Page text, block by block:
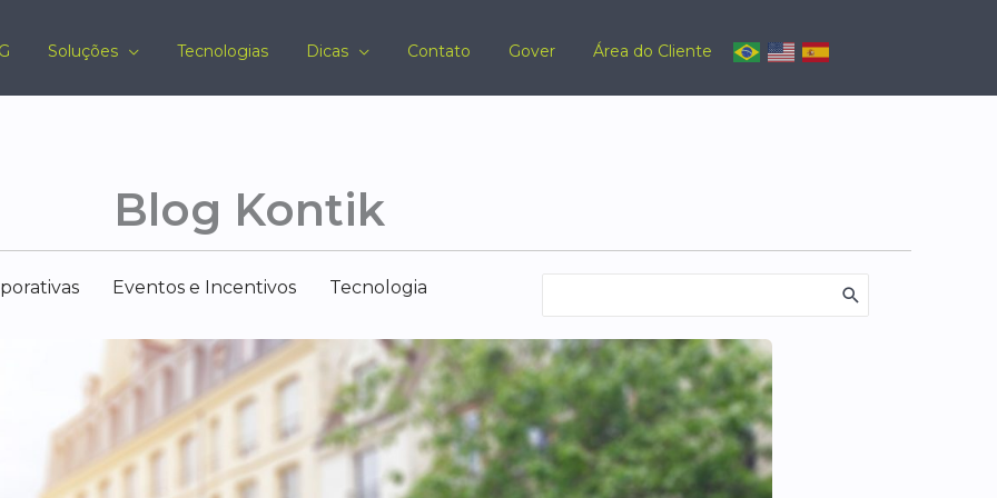
Soluções Tecnologias Dicas Contato Gover Área do Cliente
Blog Kontik
Eventos e Incentivos Tecnologia